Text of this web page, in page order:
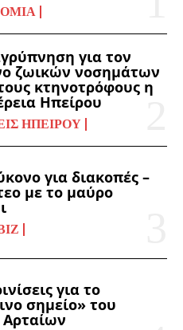
για τον
ζωικών νοσημάτων
κτηνοτρόφους η
Ηπείρου
ΗΠΕΊΡΟΥ
για διακοπές –
με το μαύρο
για το
σημείο» του